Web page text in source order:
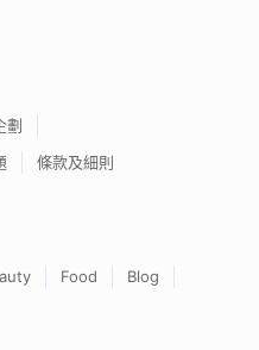
劃
條款及細則
Food
Blog